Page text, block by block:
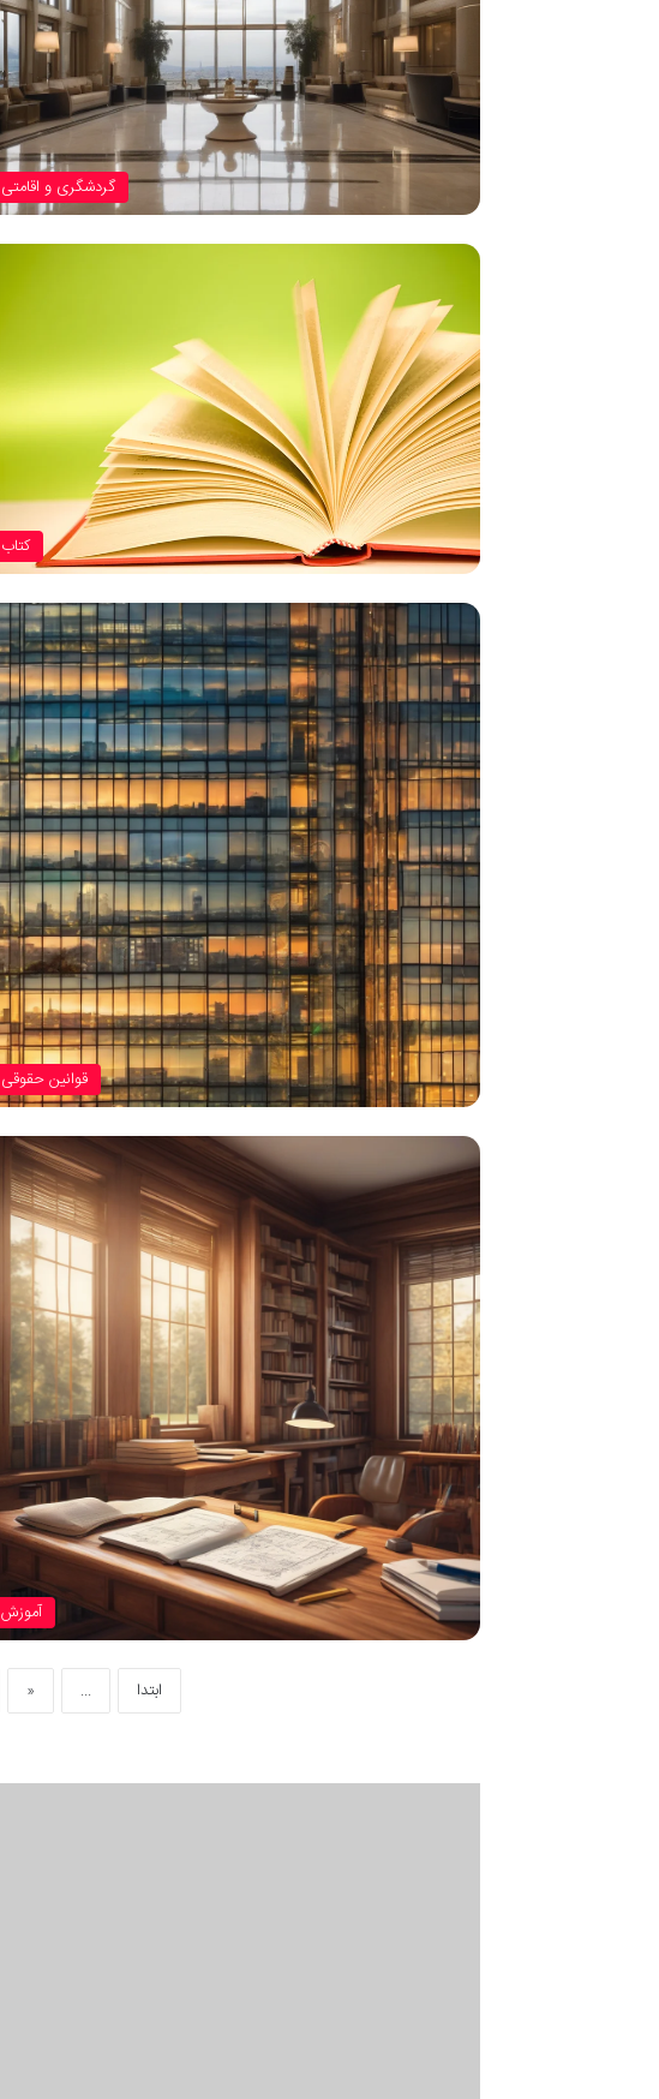
گردشگری و اقامتی
کتاب
قوانین حقوقی
آموزش
ابتدا ...
«